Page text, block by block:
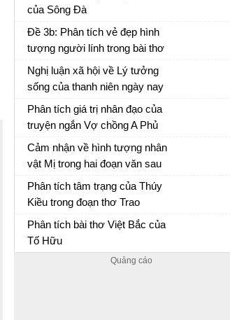
của Sông Đà
Văn mẫu 12
Đề 3b: Phân tích vẻ đẹp hình
tượng người lính trong bài thơ
Tây Tiến của Quang Dũng.
Nghị luận xã hội về Lý tưởng
sống của thanh niên ngày nay
Phân tích giá trị nhân đạo của
truyện ngắn Vợ chồng A Phủ
Vợ chồng A Phủ - Văn mẫu 12
Cảm nhận về hình tượng nhân
vật Mị trong hai đoạn văn sau
“Lần lần, mấy năm qua…. Mị
sẽ ăn cho chết ngay, chứ
không buồn nhớ lại nữa”
Văn mẫu 12
Phân tích tâm trạng của Thúy
Kiều trong đoạn thơ Trao
duyên
Phân tích bài Trao duyên
Phân tích bài thơ Việt Bắc của
Tố Hữu